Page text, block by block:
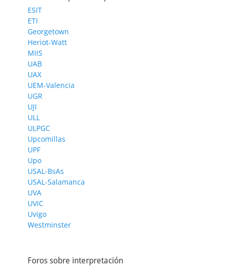
ESIT
ETI
Georgetown
Heriot-Watt
MIIS
UAB
UAX
UEM-Valencia
UGR
UJI
ULL
ULPGC
Upcomillas
UPF
Upo
USAL-BsAs
USAL-Salamanca
UVA
UVIC
Uvigo
Westminster
Foros sobre interpretación